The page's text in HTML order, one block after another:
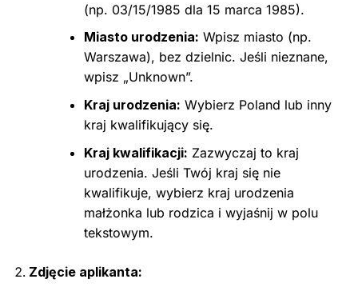
(np. 03/15/1985 dla 15 marca 1985).
Miasto urodzenia: Wpisz miasto (np.
Warszawa), bez dzielnic. Jeśli nieznane,
wpisz „Unknown”.
Kraj urodzenia: Wybierz Poland lub inny
kraj kwalifikujący się.
Kraj kwalifikacji: Zazwyczaj to kraj
urodzenia. Jeśli Twój kraj się nie
kwalifikuje, wybierz kraj urodzenia
małżonka lub rodzica i wyjaśnij w polu
tekstowym.
Zdjęcie aplikanta: